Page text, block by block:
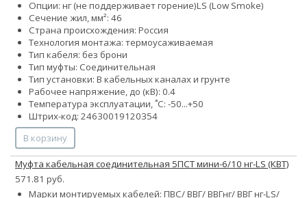
Опции: нг (не поддерживает горение)LS (Low Smoke)
Сечение жил, мм²: 46
Страна происхождения: Россия
Технология монтажа: термоусаживаемая
Тип кабеля: без брони
Тип муфты: Соединительная
Тип установки: В кабельных каналах и грунте
Рабочее напряжение, до (кВ): 0.4
Температура эксплуатации, ˚С: -50...+50
Штрих-код: 24630019120354
В корзину
Муфта кабельная соединительная 5ПСТ мини-6/10 нг-LS (КВТ)
571.81 руб.
Марки монтируемых кабелей: ПВС/ ВВГ/ ВВГнг/ ВВГ нг-LS/